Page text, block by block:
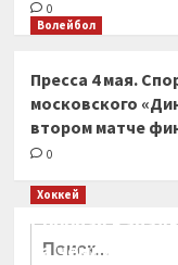
0
Волейбол
Пресса 4 мая.
московского
втором матче
0
Хоккей
Сборная
на чемпионат